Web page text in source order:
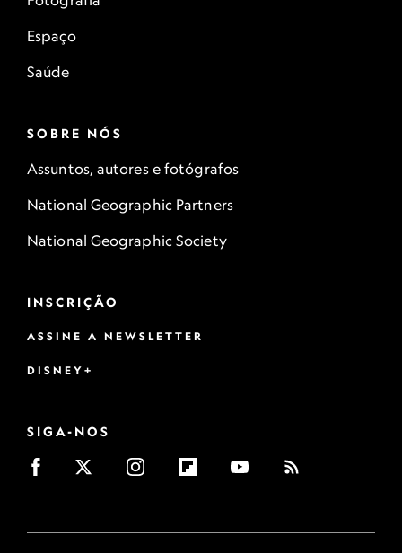
Espaço
Saúde
SOBRE NÓS
Assuntos, autores e fotógrafos
National Geographic Partners
National Geographic Society
INSCRIÇÃO
ASSINE A NEWSLETTER
DISNEY+
SIGA-NOS